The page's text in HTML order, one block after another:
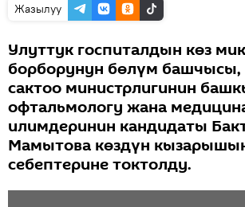
Жазылуу
Улуттук госпиталдын көз
борборунун бөлүм
сактоо министрлигинин
офтальмологу жана
илимдеринин кандидаты
Мамытова көздүн
себептерине токтолду.